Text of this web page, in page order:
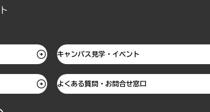
キャンパス見学・イベント
よくある質問・お問合せ窓口